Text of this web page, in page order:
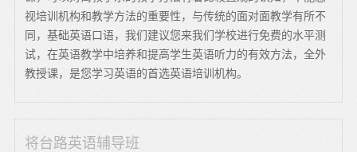
视培训机构和教学方法的重要性，与传统的面对面教学有所不
同，基础英语口语，我们建议您来我们学校进行免费的水平测
试，在英语教学中培养和提高学生英语听力的有效方法，全外
教授课，是您学习英语的首选英语培训机构。
将台路英语辅导班